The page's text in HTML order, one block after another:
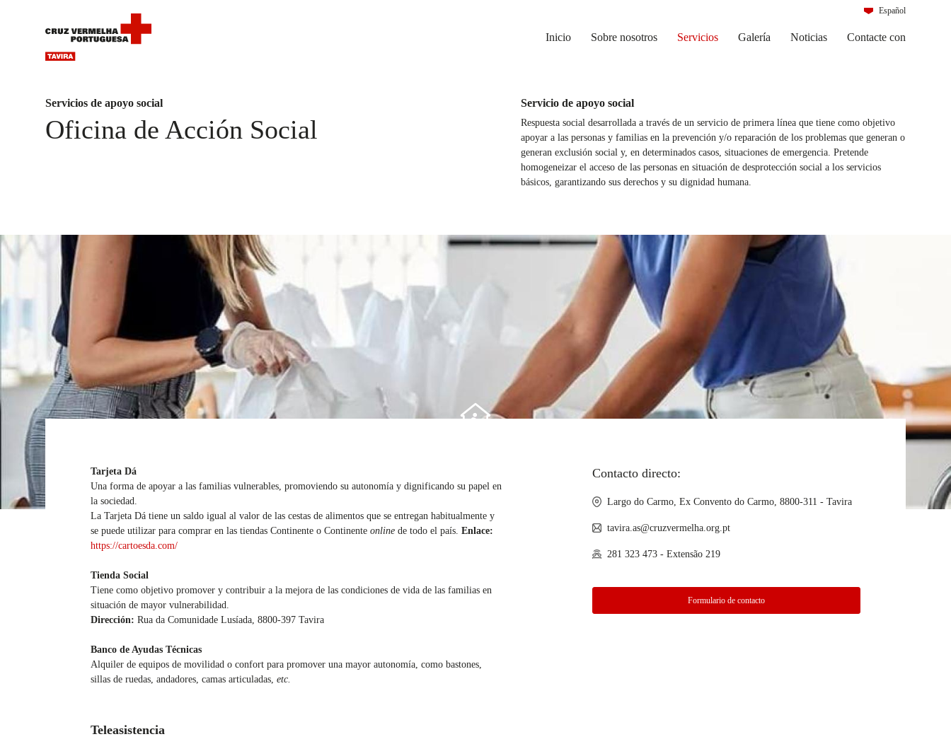
Inicio Sobre nosotros Servicios Galería Noticias Contacte con
Español
Português
Servicios de apoyo social
Oficina de Acción Social
Servicio de apoyo social
Respuesta social desarrollada a través de un servicio de primera línea que tiene como objetivo
apoyar a las personas y familias en la prevención y/o reparación de los problemas que generan o
generan exclusión social y, en determinados casos, situaciones de emergencia. Pretende
homogeneizar el acceso de las personas en situación de desprotección social a los servicios
básicos, garantizando sus derechos y su dignidad humana.
Tarjeta Dá
Una forma de apoyar a las familias vulnerables, promoviendo su autonomía y dignificando su papel en
la sociedad.
La Tarjeta Dá tiene un saldo igual al valor de las cestas de alimentos que se entregan habitualmente y
se puede utilizar para comprar en las tiendas Continente o Continente online de todo el país. Enlace:
https://cartoesda.com/
Tienda Social
Tiene como objetivo promover y contribuir a la mejora de las condiciones de vida de las familias en
situación de mayor vulnerabilidad.
Dirección: Rua da Comunidade Lusíada, 8800-397 Tavira
Banco de Ayudas Técnicas
Alquiler de equipos de movilidad o confort para promover una mayor autonomía, como bastones,
sillas de ruedas, andadores, camas articuladas, etc.
Contacto directo:
Largo do Carmo, Ex Convento do Carmo, 8800-311 - Tavira
tavira.as@cruzvermelha.org.pt
281 323 473 - Extensão 219
Formulario de contacto
Teleasistencia